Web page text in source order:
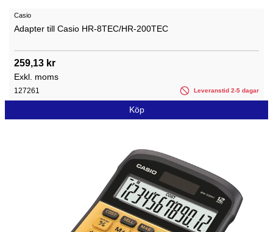
Casio
Adapter till Casio HR-8TEC/HR-200TEC
259,13 kr
Exkl. moms
127261 Leveranstid 2-5 dagar
Köp